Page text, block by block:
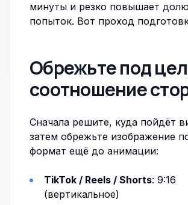
минуты и резко повышает
попыток. Вот проход
Обрежьте под
соотношение
Сначала решите, куда пойдёт
затем обрежьте изображение
формат ещё до анимации:
TikTok / Reels / Shorts: 9:16
(вертикальное)